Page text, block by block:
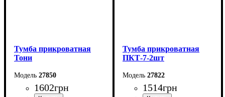
Тумба прикроватная
Тони
27850
1602грн
Тумба прикроватная
ПКТ-7-2шт
27822
1514грн